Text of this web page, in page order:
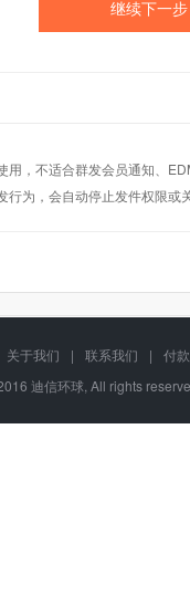
用，不适合群发会员通知、
为，会自动停止发件权限或
关于我们 | 联系我们 |
付
迪信环球, All rights